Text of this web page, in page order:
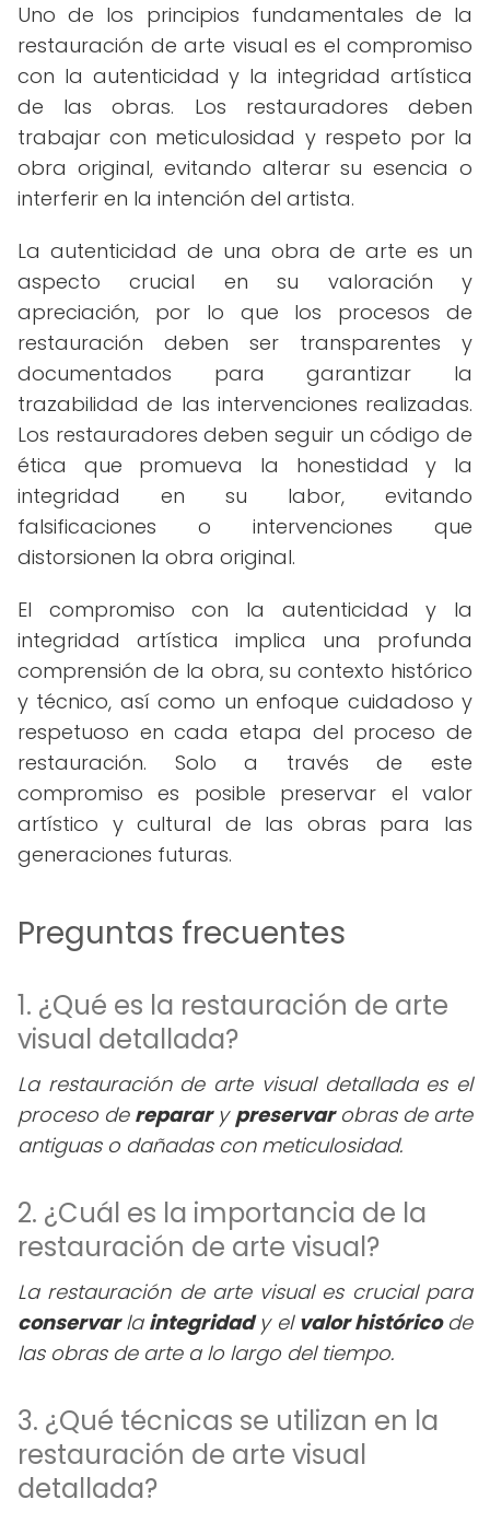
Uno de los principios fundamentales de la
restauración de arte visual es el compromiso
con la autenticidad y la integridad artística
de las obras. Los restauradores deben
trabajar con meticulosidad y respeto por la
obra original, evitando alterar su esencia o
interferir en la intención del artista.
La autenticidad de una obra de arte es un
aspecto crucial en su valoración y
apreciación, por lo que los procesos de
restauración deben ser transparentes y
documentados para garantizar la
trazabilidad de las intervenciones realizadas.
Los restauradores deben seguir un código de
ética que promueva la honestidad y la
integridad en su labor, evitando
falsificaciones o intervenciones que
distorsionen la obra original.
El compromiso con la autenticidad y la
integridad artística implica una profunda
comprensión de la obra, su contexto histórico
y técnico, así como un enfoque cuidadoso y
respetuoso en cada etapa del proceso de
restauración. Solo a través de este
compromiso es posible preservar el valor
artístico y cultural de las obras para las
generaciones futuras.
Preguntas frecuentes
1. ¿Qué es la restauración de arte
visual detallada?
La restauración de arte visual detallada es el
proceso de reparary preservarobras de arte
antiguas o dañadas con meticulosidad.
2. ¿Cuál es la importancia de la
restauración de arte visual?
La restauración de arte visual es crucial para
conservarla integridady el valor históricode
las obras de arte a lo largo del tiempo.
3. ¿Qué técnicas se utilizan en la
restauración de arte visual
detallada?